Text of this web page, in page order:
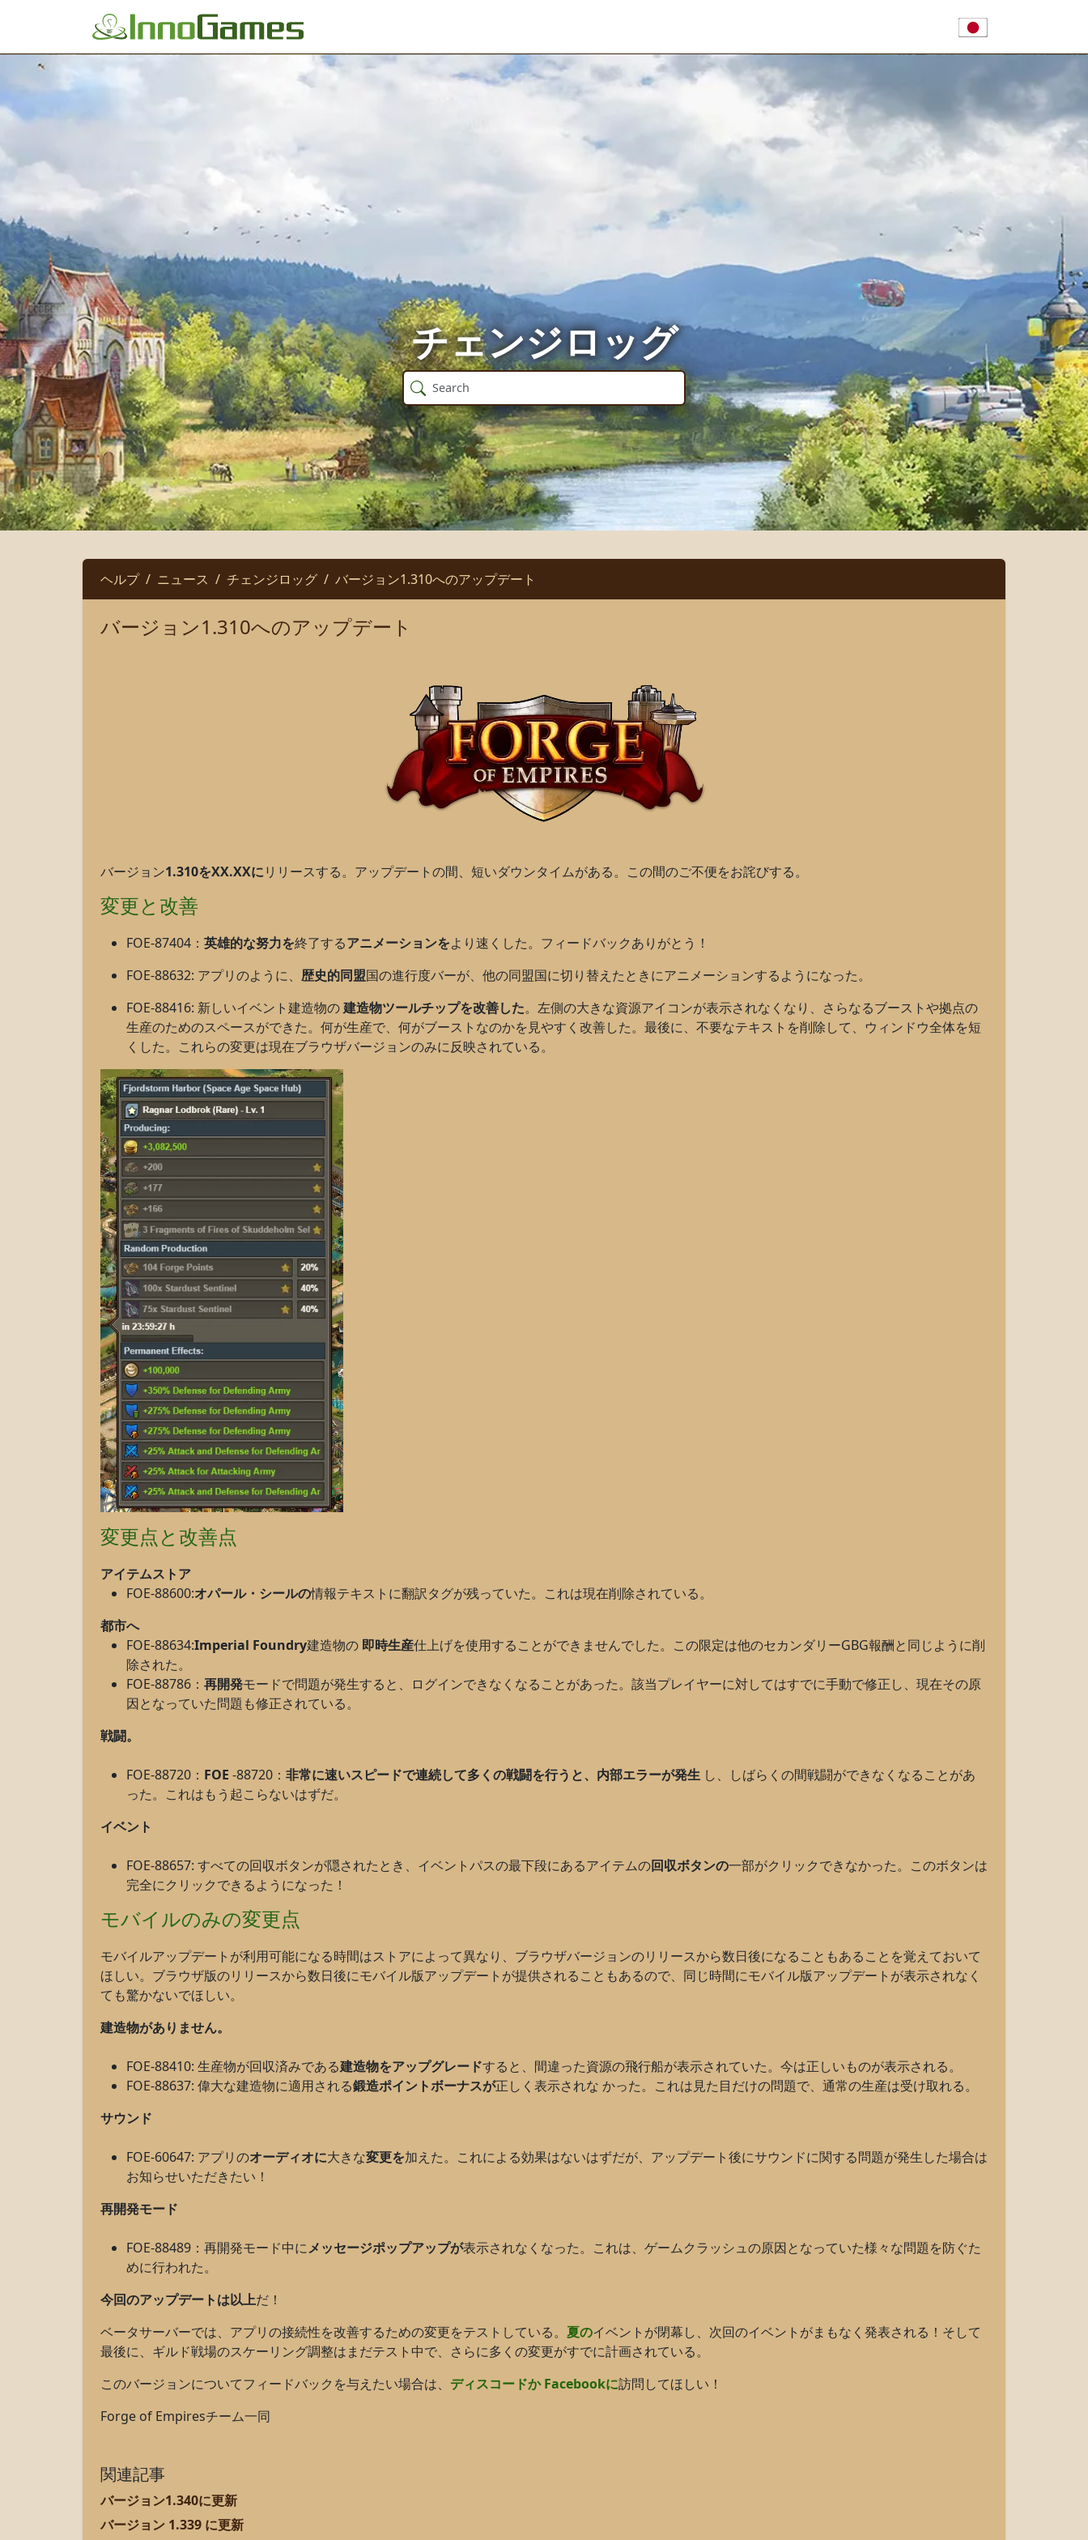
チェンジロッグ
ヘルプ ニュース チェンジロッグ バージョン1.310へのアップデート
バージョン1.310へのアップデート
バージョン1.310をXX.XXにリリースする。アップデートの間、短いダウンタイムがある。この間のご不便をお詫びする。
変更と改善
FOE-87404： 英雄的な努力を終了するアニメーションをより速くした。フィードバックありがとう！
FOE-88632: アプリのように、 歴史的同盟国の進行度バーが、他の同盟国に切り替えたときにアニメーションするようになった。
FOE-88416: 新しいイベント建造物の建造物ツールチップを改善した。左側の大きな資源アイコンが表示されなくなり、さらなるブーストや拠点の
生産のためのスペースができた。何が生産で、何がブーストなのかを見やすく改善した。最後に、不要なテキストを削除して、ウィンドウ全体を短
くした。これらの変更は現在ブラウザバージョンのみに反映されている。
変更点と改善点
アイテムストア
FOE-88600:オパール・シールの情報テキストに翻訳タグが残っていた。これは現在削除されている。
都市へ
FOE-88634:Imperial Foundry建造物の 即時生産仕上げを使用することができませんでした。この限定は他のセカンダリーGBG報酬と同じように削
除された。
FOE-88786： 再開発モードで問題が発生すると、ログインできなくなることがあった。該当プレイヤーに対してはすでに手動で修正し、現在その原
因となっていた問題も修正されている。
戦闘。
FOE-88720： FOE -88720： 非常に速いスピードで連続して多くの戦闘を行うと、内部エラーが発生 し、しばらくの間戦闘ができなくなることがあ
った。これはもう起こらないはずだ。
イベント
FOE-88657: すべての回収ボタンが隠されたとき、イベントパスの最下段にあるアイテムの回収ボタンの一部がクリックできなかった。このボタンは
完全にクリックできるようになった！
モバイルのみの変更点
モバイルアップデートが利用可能になる時間はストアによって異なり、ブラウザバージョンのリリースから数日後になることもあることを覚えておいて
ほしい。ブラウザ版のリリースから数日後にモバイル版アップデートが提供されることもあるので、同じ時間にモバイル版アップデートが表示されなく
ても驚かないでほしい。
建造物がありません。
FOE-88410: 生産物が回収済みである建造物をアップグレードすると、間違った資源の飛行船が表示されていた。今は正しいものが表示される。
FOE-88637: 偉大な建造物に適用される鍛造ポイントボーナスが正しく表示されな かった。これは見た目だけの問題で、通常の生産は受け取れる。
サウンド
FOE-60647: アプリのオーディオに大きな変更を加えた。これによる効果はないはずだが、アップデート後にサウンドに関する問題が発生した場合は
お知らせいただきたい！
再開発モード
FOE-88489：再開発モード中にメッセージポップアップが表示されなくなった。これは、ゲームクラッシュの原因となっていた様々な問題を防ぐた
めに行われた。
今回のアップデートは以上だ！
ベータサーバーでは、アプリの接続性を改善するための変更をテストしている。 夏のイベントが閉幕し、次回のイベントがまもなく発表される！そして
最後に、ギルド戦場のスケーリング調整はまだテスト中で、さらに多くの変更がすでに計画されている。
このバージョンについてフィードバックを与えたい場合は、 ディスコードか Facebookに訪問してほしい！
Forge of Empiresチーム一同
関連記事
バージョン1.340に更新
バージョン 1.339 に更新